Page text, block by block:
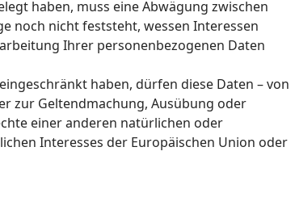
haben, muss eine Abwägung zwischen
noch nicht feststeht, wessen Interessen
Ihrer personenbezogenen Daten
haben, dürfen diese Daten – von
zur Geltendmachung, Ausübung oder
einer anderen natürlichen oder
Interesses der Europäischen Union oder